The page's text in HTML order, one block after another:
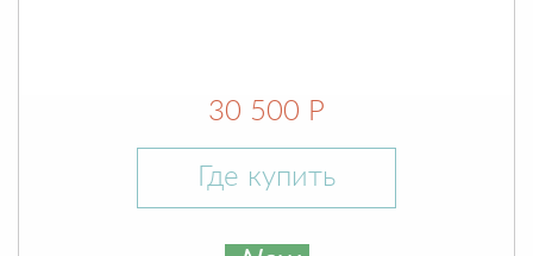
30 500 Р
Где купить